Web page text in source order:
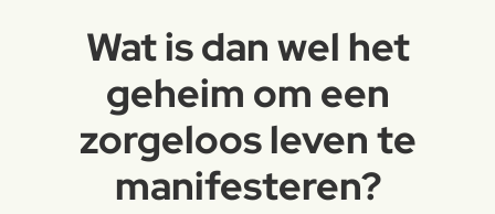
Wat is dan wel het
geheim om een
zorgeloos leven te
manifesteren?